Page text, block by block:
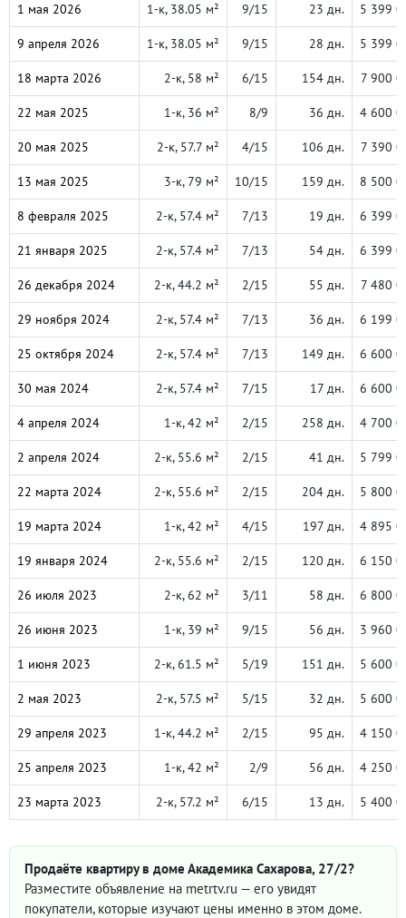
1 мая 2026 1-к, 38.05 м² 9/15 23 дн. 5 399
9 апреля 2026 1-к, 38.05 м² 9/15 28 дн. 5 399
18 марта 2026 2-к, 58 м² 6/15 154 дн. 7 900
22 мая 2025 1-к, 36 м² 8/9 36 дн. 4 600
20 мая 2025 2-к, 57.7 м² 4/15 106 дн. 7 390
13 мая 2025 3-к, 79 м² 10/15 159 дн. 8 500
8 февраля 2025 2-к, 57.4 м² 7/13 19 дн. 6 399
21 января 2025 2-к, 57.4 м² 7/13 54 дн. 6 399
26 декабря 2024 2-к, 44.2 м² 2/15 55 дн. 7 480
29 ноября 2024 2-к, 57.4 м² 7/13 36 дн. 6 199
25 октября 2024 2-к, 57.4 м² 7/13 149 дн. 6 600
30 мая 2024 2-к, 57.4 м² 7/15 17 дн. 6 600
4 апреля 2024 1-к, 42 м² 2/15 258 дн. 4 700
2 апреля 2024 2-к, 55.6 м² 2/15 41 дн. 5 799
22 марта 2024 2-к, 55.6 м² 2/15 204 дн. 5 800
19 марта 2024 1-к, 42 м² 4/15 197 дн. 4 895
19 января 2024 2-к, 55.6 м² 2/15 120 дн. 6 150
26 июля 2023 2-к, 62 м² 3/11 58 дн. 6 800
26 июня 2023 1-к, 39 м² 9/15 56 дн. 3 960
1 июня 2023 2-к, 61.5 м² 5/19 151 дн. 5 600
2 мая 2023 2-к, 57.5 м² 5/15 32 дн. 5 600
29 апреля 2023 1-к, 44.2 м² 2/15 95 дн. 4 150
25 апреля 2023 1-к, 42 м² 2/9 56 дн. 4 250
23 марта 2023 2-к, 57.2 м² 6/15 13 дн. 5 400
Продаёте квартиру в доме Академика Сахарова, 27/2?
Разместите объявление на metrtv.ru — его увидят
покупатели, которые изучают цены именно в этом доме.